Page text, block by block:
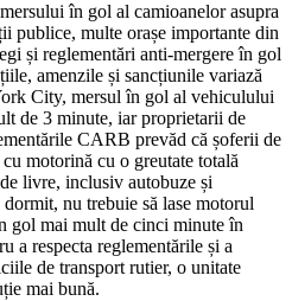
în gol al camioanelor asupra
publice, multe orașe importante din
și reglementări anti-mergere în gol
amenzile și sancțiunile variază
City, mersul în gol al vehiculului
de 3 minute, iar proprietarii de
CARB prevăd că șoferii de
motorină cu o greutate totală
livre, inclusiv autobuze și
nu trebuie să lase motorul
gol mai mult de cinci minute în
a respecta reglementările și a
de transport rutier, o unitate
mai bună.